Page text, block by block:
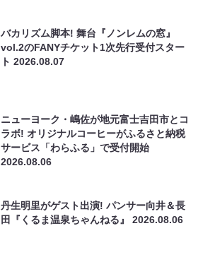
バカリズム脚本! 舞台『ノンレムの窓』
vol.2のFANYチケット1次先行受付スター
ト2026.08.07
ニューヨーク・嶋佐が地元富士吉田市とコ
ラボ! オリジナルコーヒーがふるさと納税
サービス「わらふる」で受付開始
2026.08.06
丹生明里がゲスト出演! パンサー向井＆長
田『くるま温泉ちゃんねる』2026.08.06